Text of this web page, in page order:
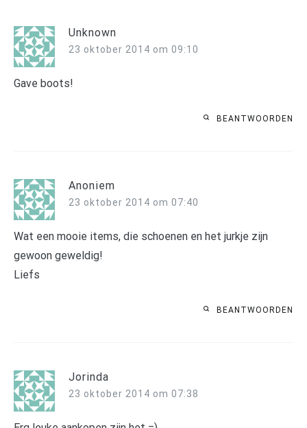
Unknown
23 oktober 2014 om 09:10
Gave boots!
BEANTWOORDEN
Anoniem
23 oktober 2014 om 07:40
Wat een mooie items, die schoenen en het jurkje zijn
gewoon geweldig!
Liefs
BEANTWOORDEN
Jorinda
23 oktober 2014 om 07:38